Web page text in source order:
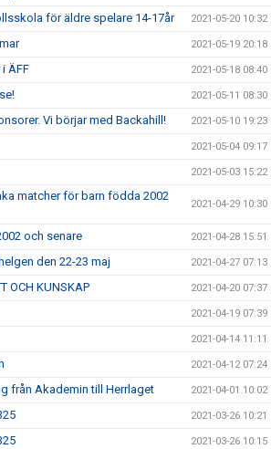
för äldre spelare 14-17år 2021-05-20 10:32
2021-05-19 20:18
ÄFF 2021-05-18 08:40
2021-05-11 08:30
Vi börjar med Backahill! 2021-05-10 19:23
2021-05-04 09:17
2021-05-03 15:22
matcher för barn födda 2002
2021-04-29 10:30
och senare 2021-04-28 15:51
den 22-23 maj 2021-04-27 07:13
OCH KUNSKAP 2021-04-20 07:37
2021-04-19 07:39
2021-04-14 11:11
2021-04-12 07:24
från Akademin till Herrlaget 2021-04-01 10:02
2021-03-26 10:21
2021-03-26 10:15